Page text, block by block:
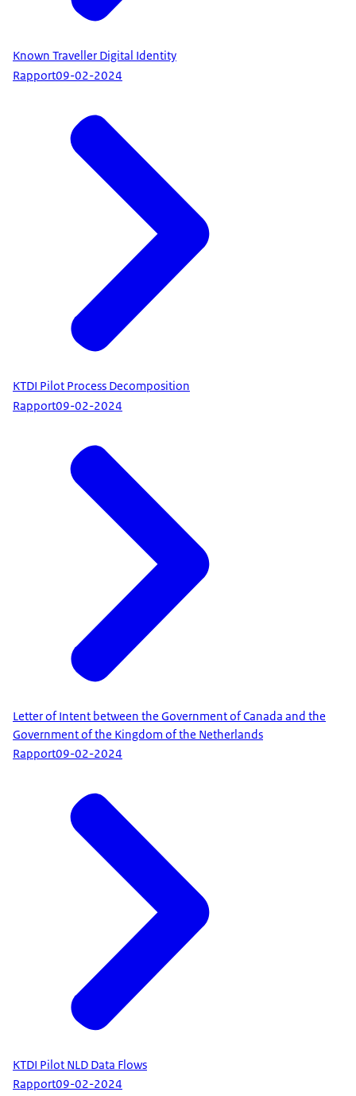
Known Traveller Digital Identity
Rapport09-02-2024
KTDI Pilot Process Decomposition
Rapport09-02-2024
Letter of Intent between the Government of Canada and the
Government of the Kingdom of the Netherlands
Rapport09-02-2024
KTDI Pilot NLD Data Flows
Rapport09-02-2024